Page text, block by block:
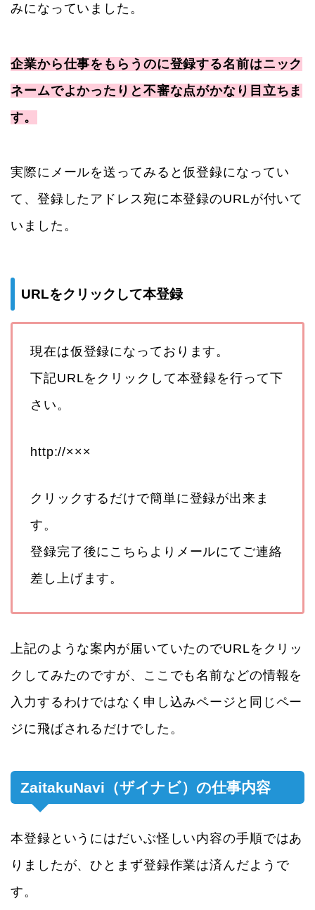
みになっていました。
企業から仕事をもらうのに登録する名前はニック
ネームでよかったりと不審な点がかなり目立ちま
す。
実際にメールを送ってみると仮登録になってい
て、登録したアドレス宛に本登録のURLが付いて
いました。
URLをクリックして本登録
現在は仮登録になっております。
下記URLをクリックして本登録を行って下
さい。
http://×××
クリックするだけで簡単に登録が出来ま
す。
登録完了後にこちらよりメールにてご連絡
差し上げます。
上記のような案内が届いていたのでURLをクリッ
クしてみたのですが、ここでも名前などの情報を
入力するわけではなく申し込みページと同じペー
ジに飛ばされるだけでした。
ZaitakuNavi（ザイナビ）の仕事内容
本登録というにはだいぶ怪しい内容の手順ではあ
りましたが、ひとまず登録作業は済んだようで
す。